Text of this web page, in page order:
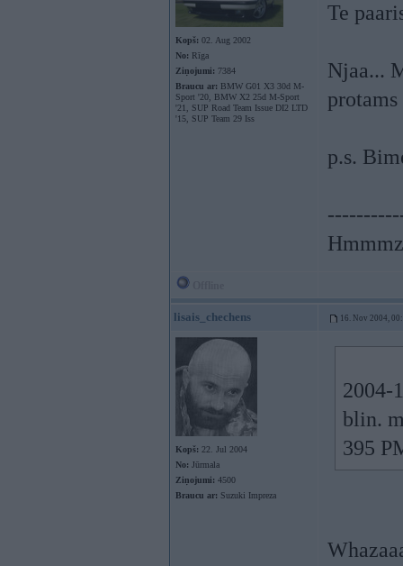
Kopš: 02. Aug 2002
No: Rīga
Ziņojumi: 7384
Braucu ar: BMW G01 X3 30d M-
Sport '20, BMW X2 25d M-Sport
'21, SUP Road Team Issue DI2 LTD
'15, SUP Team 29 Iss
Te
Njaa...
p.s.
lisais_chechens 16. Nov 2004,
Kopš: 22. Jul 2004
No: Jūrmala
Ziņojumi: 4500
Braucu ar: Suzuki Impreza
2004-
blin.
395